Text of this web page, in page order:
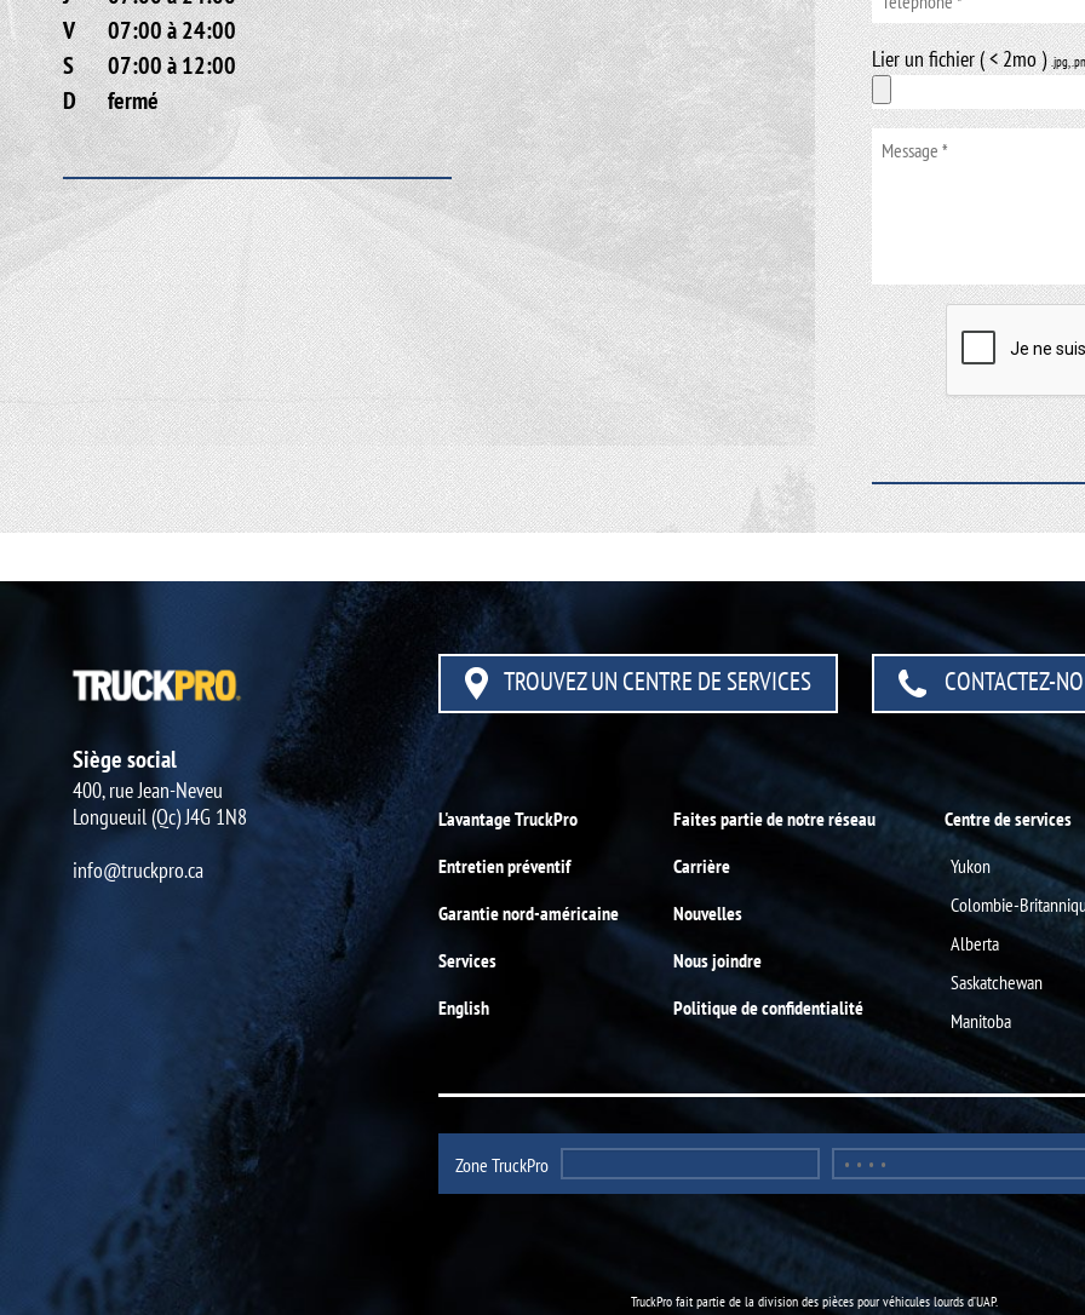
V
07:00 à 24:00
S
07:00 à 12:00
D
fermé
Lier un fichier ( < 2mo ).jpg,
Siège social
400, rue Jean-Neveu
Longueuil (Qc) J4G 1N8
info@truckpro.ca
TROUVEZ UN CENTRE DE SERVICES CONTACTEZ-
L'avantage TruckPro
Entretien préventif
Garantie nord-américaine
Services
English
Faites partie de notre réseau
Carrière
Nouvelles
Nous joindre
Politique de confidentialité
Centre de services
Yukon
Colombie-
Alberta
Saskatchewan
Manitoba
Zone TruckPro
TruckPro fait partie de la division des pièces pour véhicules lourdsd’UAP.